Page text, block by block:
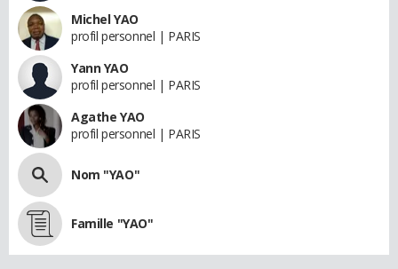
Michel YAO
profil personnel | PARIS
Yann YAO
profil personnel | PARIS
Agathe YAO
profil personnel | PARIS
Nom "YAO"
Famille "YAO"